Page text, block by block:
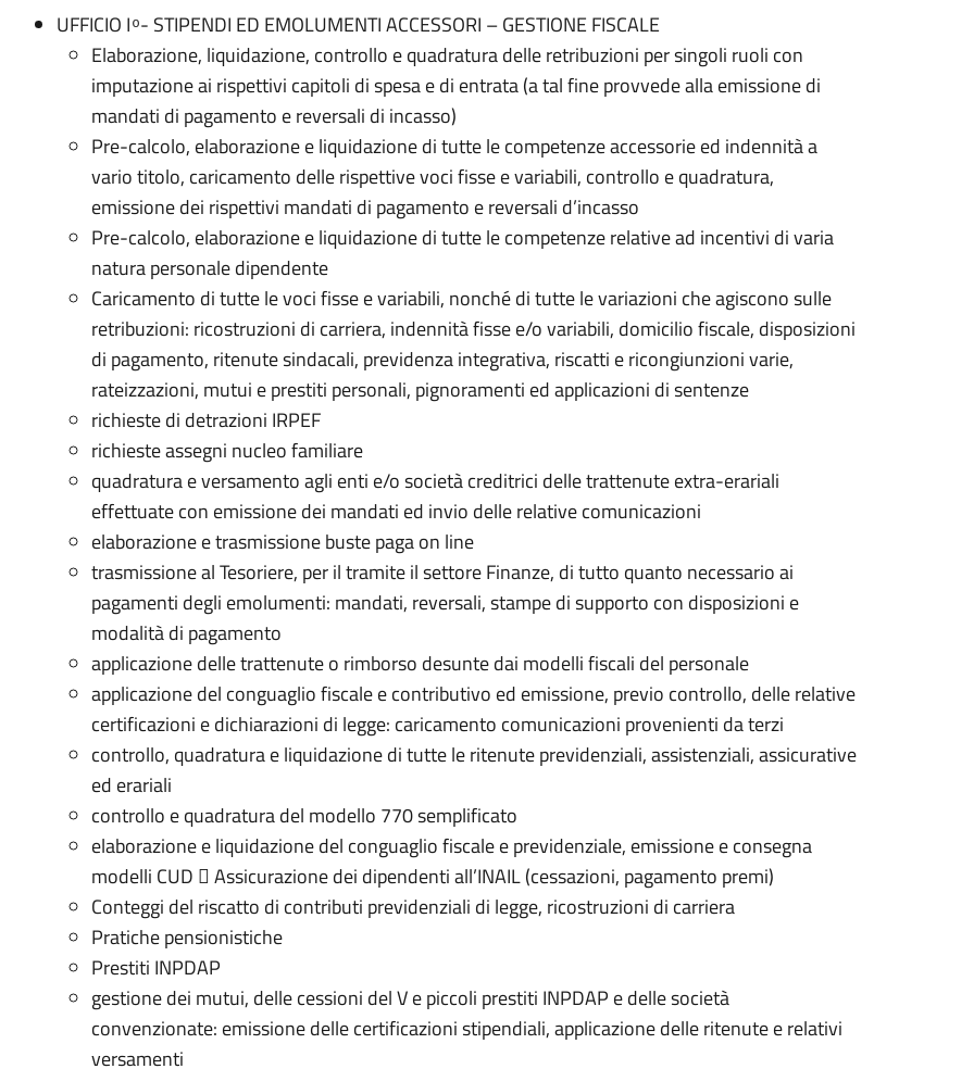
UFFICIO I ͦ - STIPENDI ED EMOLUMENTI ACCESSORI – GESTIONE FISCALE
Elaborazione, liquidazione, controllo e quadratura delle retribuzioni per singoli ruoli con
imputazione ai rispettivi capitoli di spesa e di entrata (a tal fine provvede alla emissione di
mandati di pagamento e reversali di incasso)
Pre-calcolo, elaborazione e liquidazione di tutte le competenze accessorie ed indennità a
vario titolo, caricamento delle rispettive voci fisse e variabili, controllo e quadratura,
emissione dei rispettivi mandati di pagamento e reversali d’incasso
Pre-calcolo, elaborazione e liquidazione di tutte le competenze relative ad incentivi di varia
natura personale dipendente
Caricamento di tutte le voci fisse e variabili, nonché di tutte le variazioni che agiscono sulle
retribuzioni: ricostruzioni di carriera, indennità fisse e/o variabili, domicilio fiscale, disposizioni
di pagamento, ritenute sindacali, previdenza integrativa, riscatti e ricongiunzioni varie,
rateizzazioni, mutui e prestiti personali, pignoramenti ed applicazioni di sentenze
richieste di detrazioni IRPEF
richieste assegni nucleo familiare
quadratura e versamento agli enti e/o società creditrici delle trattenute extra-erariali
effettuate con emissione dei mandati ed invio delle relative comunicazioni
elaborazione e trasmissione buste paga on line
trasmissione al Tesoriere, per il tramite il settore Finanze, di tutto quanto necessario ai
pagamenti degli emolumenti: mandati, reversali, stampe di supporto con disposizioni e
modalità di pagamento
applicazione delle trattenute o rimborso desunte dai modelli fiscali del personale
applicazione del conguaglio fiscale e contributivo ed emissione, previo controllo, delle relative
certificazioni e dichiarazioni di legge: caricamento comunicazioni provenienti da terzi
controllo, quadratura e liquidazione di tutte le ritenute previdenziali, assistenziali, assicurative
ed erariali
controllo e quadratura del modello 770 semplificato
elaborazione e liquidazione del conguaglio fiscale e previdenziale, emissione e consegna
modelli CUD  Assicurazione dei dipendenti all’INAIL (cessazioni, pagamento premi)
Conteggi del riscatto di contributi previdenziali di legge, ricostruzioni di carriera
Pratiche pensionistiche
Prestiti INPDAP
gestione dei mutui, delle cessioni del V e piccoli prestiti INPDAP e delle società
convenzionate: emissione delle certificazioni stipendiali, applicazione delle ritenute e relativi
versamenti